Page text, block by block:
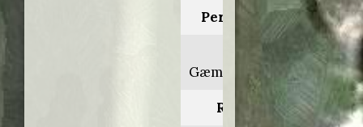
Personaggio:
Gæmelkrå/Pulce
Regia di: